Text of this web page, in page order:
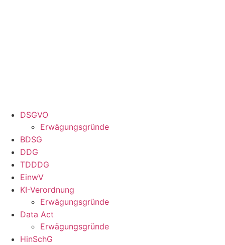
DSGVO
Erwägungsgründe
BDSG
DDG
TDDDG
EinwV
KI-Verordnung
Erwägungsgründe
Data Act
Erwägungsgründe
HinSchG